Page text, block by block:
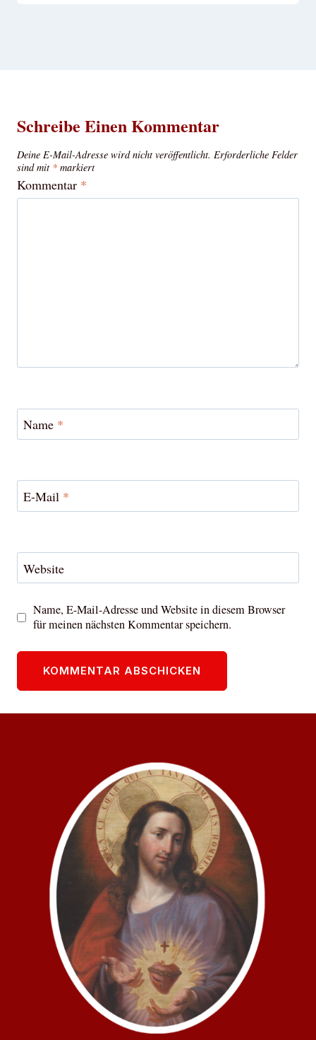
Schreibe Einen Kommentar
Deine E-Mail-Adresse wird nicht veröffentlicht. Erforderliche Felder
sind mit * markiert
Kommentar *
Name *
E-Mail *
Website
Name, E-Mail-Adresse und Website in diesem Browser
für meinen nächsten Kommentar speichern.